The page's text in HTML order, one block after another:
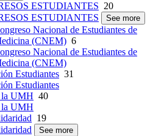
ESTUDIANTES 20
ESTUDIANTES
See more
Nacional de Estudiantes de
(CNEM) 6
Nacional de Estudiantes de
(CNEM)
Estudiantes 31
Estudiantes
la UMH 40
la UMH
19
See more